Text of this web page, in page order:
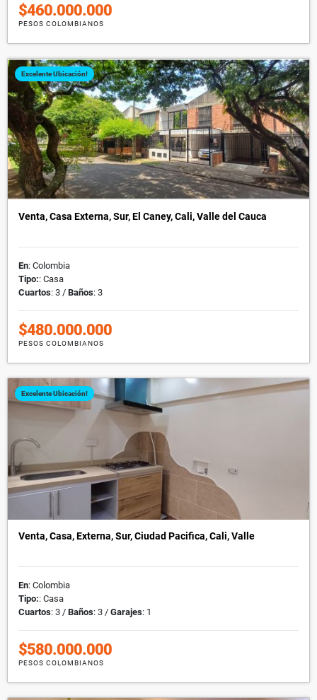
$460.000.000
PESOS COLOMBIANOS
Excelente Ubicación!
Venta, Casa Externa, Sur, El Caney, Cali, Valle del Cauca
En: Colombia
Tipo:: Casa
Cuartos: 3 / Baños: 3
$480.000.000
PESOS COLOMBIANOS
Excelente Ubicación!
Venta, Casa, Externa, Sur, Ciudad Pacifica, Cali, Valle
En: Colombia
Tipo:: Casa
Cuartos: 3 / Baños: 3 / Garajes: 1
$580.000.000
PESOS COLOMBIANOS